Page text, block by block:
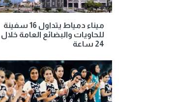
ميناء دمياط يتداول 16 سفينة
للحاويات والبضائع العامة خلال
24 ساعة